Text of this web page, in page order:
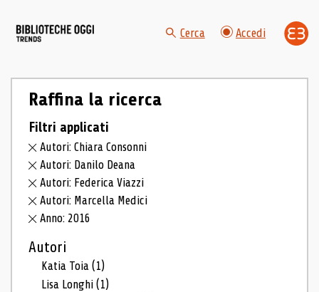
Cerca Accedi
Raffina la ricerca
Filtri applicati
Autori: Chiara Consonni
Autori: Danilo Deana
Autori: Federica Viazzi
Autori: Marcella Medici
Anno: 2016
Autori
Katia Toia(1)
Lisa Longhi(1)